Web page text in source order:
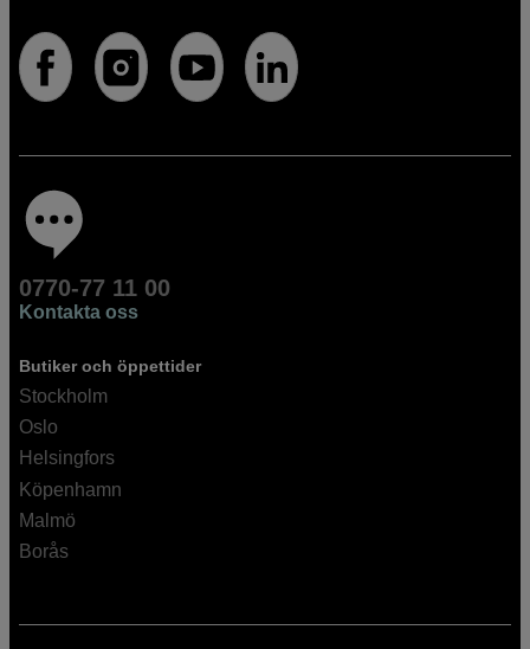
0770-77 11 00
Kontakta oss
Butiker och öppettider
Stockholm
Oslo
Helsingfors
Köpenhamn
Malmö
Borås